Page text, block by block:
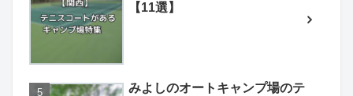
【11選】
みよしのオートキャンプ場のテ